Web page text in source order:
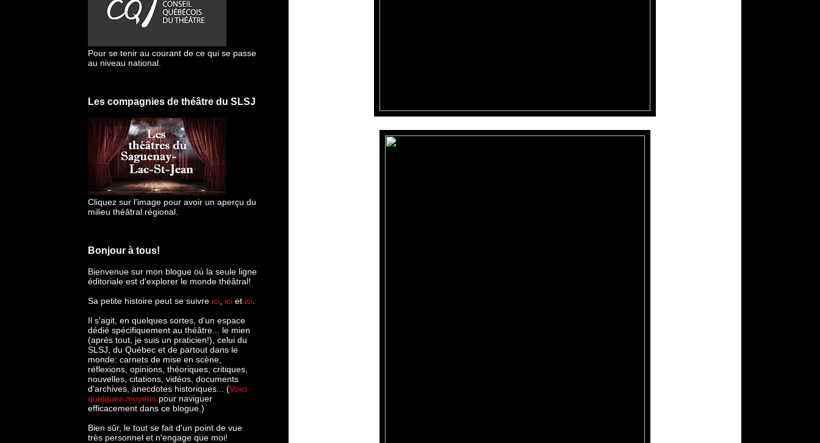
Pour se tenir au courant de ce qui se passe
au niveau national.
Les compagnies de théâtre du SLSJ
Cliquez sur l'image pour avoir un aperçu du
milieu théâtral régional.
Bonjour à tous!
Bienvenue sur mon blogue où la seule ligne
éditoriale est d'explorer le monde théâtral!
Sa petite histoire peut se suivre ici ici et ici
Il s'agit, en quelques sortes, d'un espace
dédié spécifiquement au théâtre... le mien
(après tout, je suis un praticien!), celui du
SLSJ, du Québec et de partout dans le
monde: carnets de mise en scène,
réflexions, opinions, théoriques, critiques,
nouvelles, citations, vidéos, documents
d'archives, anecdotes historiques... (Voici
quelques moyens pour naviguer
efficacement dans ce blogue.)
Bien sûr, le tout se fait d'un point de vue
très personnel et n'engage que moi!